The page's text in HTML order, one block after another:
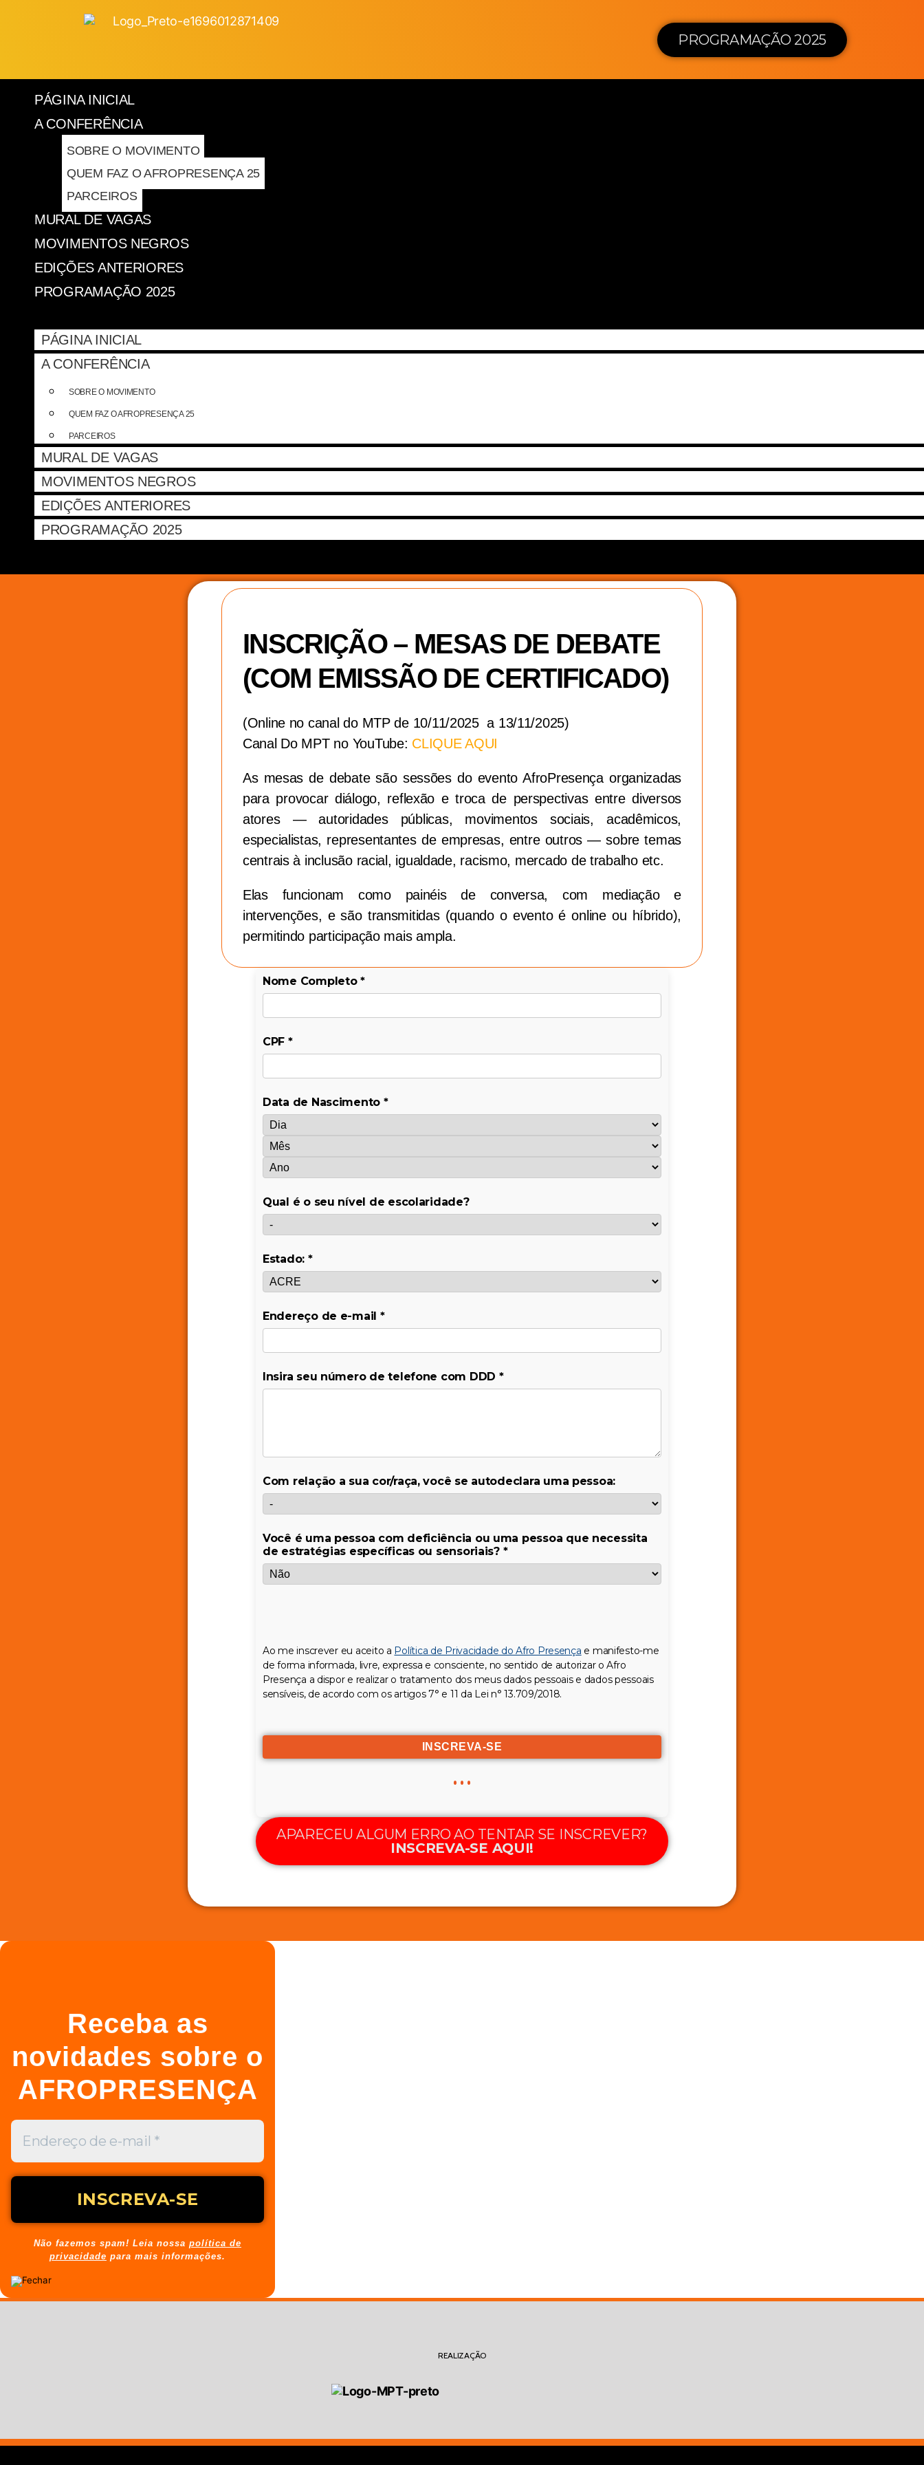
PROGRAMAÇÃO 2025
PÁGINA INICIAL
A CONFERÊNCIA
SOBRE O MOVIMENTO
QUEM FAZ O AFROPRESENÇA 25
PARCEIROS
MURAL DE VAGAS
MOVIMENTOS NEGROS
EDIÇÕES ANTERIORES
PROGRAMAÇÃO 2025
PÁGINA INICIAL
A CONFERÊNCIA
SOBRE O MOVIMENTO
QUEM FAZ O AFROPRESENÇA 25
PARCEIROS
MURAL DE VAGAS
MOVIMENTOS NEGROS
EDIÇÕES ANTERIORES
PROGRAMAÇÃO 2025
INSCRIÇÃO – MESAS DE DEBATE
(COM EMISSÃO DE CERTIFICADO)
(Online no canal do MTP de 10/11/2025 a 13/11/2025)
Canal Do MPT no YouTube: CLIQUE AQUI
As mesas de debate são sessões do evento AfroPresença organizadas
para provocar diálogo, reflexão e troca de perspectivas entre diversos
atores — autoridades públicas, movimentos sociais, acadêmicos,
especialistas, representantes de empresas, entre outros — sobre temas
centrais à inclusão racial, igualdade, racismo, mercado de trabalho etc.
Elas funcionam como painéis de conversa, com mediação e
intervenções, e são transmitidas (quando o evento é online ou híbrido),
permitindo participação mais ampla.
Nome Completo*
CPF *
Data de Nascimento *
Qual é o seu nível de escolaridade?
Estado: *
Endereço de e-mail *
Insira seu número de telefone com DDD *
Com relação a sua cor/raça, você se autodeclara uma pessoa:
Você é uma pessoa com deficiência ou uma pessoa que necessita
de estratégias específicas ou sensoriais? *
Ao me inscrever eu aceito a Política de Privacidade do Afro Presença e manifesto-me
de forma informada, livre, expressa e consciente, no sentido de autorizar o Afro
Presença a dispor e realizar o tratamento dos meus dados pessoais e dados pessoais
sensíveis, de acordo com os artigos 7° e 11 da Lei n° 13.709/2018.
APARECEU ALGUM ERRO AO TENTAR SE INSCREVER?
INSCREVA-SE AQUI!
Receba as
novidades sobre o
AFROPRESENÇA
Não fazemos spam! Leia nossa política de
privacidade para mais informações.
REALIZAÇÃO